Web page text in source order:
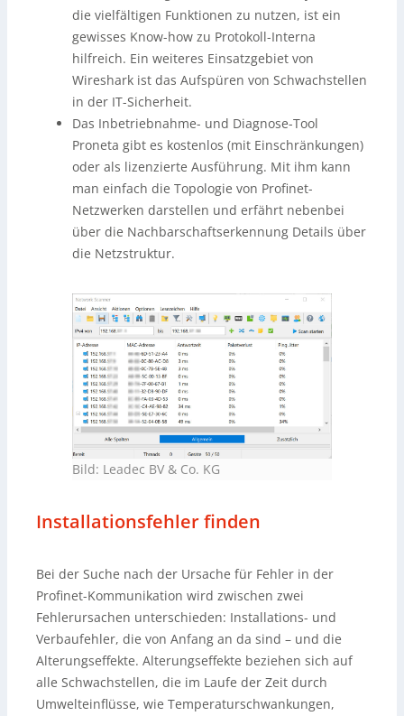
die vielfältigen Funktionen zu nutzen, ist ein
gewisses Know-how zu Protokoll-Interna
hilfreich. Ein weiteres Einsatzgebiet von
Wireshark ist das Aufspüren von Schwachstellen
in der IT-Sicherheit.
Das Inbetriebnahme- und Diagnose-Tool
Proneta gibt es kostenlos (mit Einschränkungen)
oder als lizenzierte Ausführung. Mit ihm kann
man einfach die Topologie von Profinet-
Netzwerken darstellen und erfährt nebenbei
über die Nachbarschaftserkennung Details über
die Netzstruktur.
Bild: Leadec BV & Co. KG
Installationsfehler finden
Bei der Suche nach der Ursache für Fehler in der
Profinet-Kommunikation wird zwischen zwei
Fehlerursachen unterschieden: Installations- und
Verbaufehler, die von Anfang an da sind – und die
Alterungseffekte. Alterungseffekte beziehen sich auf
alle Schwachstellen, die im Laufe der Zeit durch
Umwelteinflüsse, wie Temperaturschwankungen,